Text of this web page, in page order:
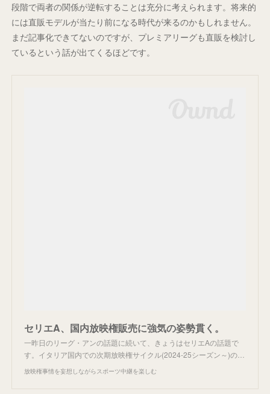
段階で両者の関係が逆転することは充分に考えられます。将来的
には直販モデルが当たり前になる時代が来るのかもしれません。
まだ記事化できてないのですが、プレミアリーグも直販を検討し
ているという話が出てくるほどです。
セリエA、国内放映権販売に強気の姿勢貫く。
一昨日のリーグ・アンの話題に続いて、きょうはセリエAの話題で
す。イタリア国内での次期放映権サイクル(2024-25シーズン～)の…
放映権事情を妄想しながらスポーツ中継を楽しむ